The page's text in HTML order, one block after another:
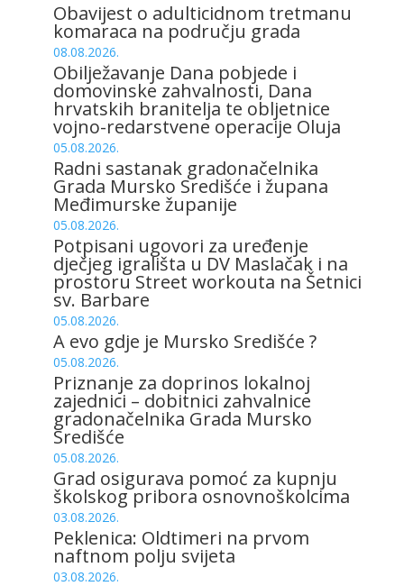
Obavijest o adulticidnom tretmanu
komaraca na području grada
08.08.2026.
Obilježavanje Dana pobjede i
domovinske zahvalnosti, Dana
hrvatskih branitelja te obljetnice
vojno-redarstvene operacije Oluja
05.08.2026.
Radni sastanak gradonačelnika
Grada Mursko Središće i župana
Međimurske županije
05.08.2026.
Potpisani ugovori za uređenje
dječjeg igrališta u DV Maslačak i na
prostoru Street workouta na Šetnici
sv. Barbare
05.08.2026.
A evo gdje je Mursko Središće ?
05.08.2026.
Priznanje za doprinos lokalnoj
zajednici – dobitnici zahvalnice
gradonačelnika Grada Mursko
Središće
05.08.2026.
Grad osigurava pomoć za kupnju
školskog pribora osnovnoškolcima
03.08.2026.
Peklenica: Oldtimeri na prvom
naftnom polju svijeta
03.08.2026.